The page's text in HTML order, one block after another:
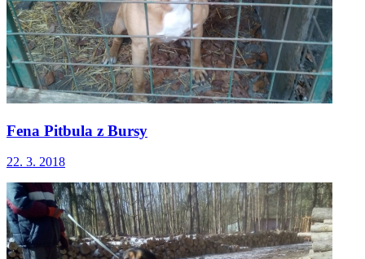
Fena Pitbula z Bursy
22. 3. 2018